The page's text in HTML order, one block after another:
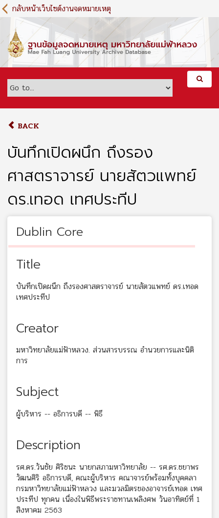
S
k
m
c
กลับหน้าเว็บไซต์งานจดหมายเหตุ
BACK
บันทึกเปิดผนึก ถึงรอง
ศาสตราจารย์ นายสัตวแพทย์
ดร.เทอด เทศประทีป
Dublin Core
Title
บันทึกเปิดผนึก ถึงรองศาสตราจารย์ นายสัตวแพทย์ ดร.เทอด
เทศประทีป
Creator
มหาวิทยาลัยแม่ฟ้าหลวง. ส่วนสารบรรณ อำนวยการและนิติ
การ
Subject
ผู้บริหาร -- อธิการบดี -- พิธี
Description
รศ.ดร.วันชัย ศิริชนะ นายกสภามหาวิทยาลัย -- รศ.ดร.ชยาพร
วัฒนศิริ อธิการบดี, คณะผู้บริหาร คณาจารย์พร้อมทั้งบุคคลา
กรมหาวิทยาลัยแม่ฟ้าหลวง และมวลมิตรของอาจารย์เทอด เทศ
ประทีป ทุกคน เนื่องในพิธีพระราชทานเพลิงศพ วันอาทิตย์ที่ 1
สิงหาคม 2563